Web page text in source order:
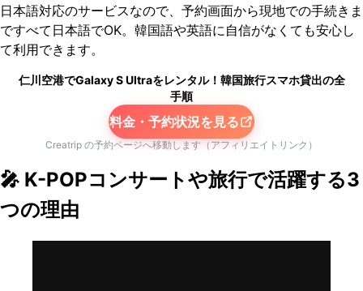
日本語対応のサービスなので、予約画面から現地での手続きま
ですべて日本語でOK。韓国語や英語に自信がなくても安心し
て利用できます。
仁川空港でGalaxy S Ultraをレンタル！韓国旅行スマホ貸出の全
手順
料金・予約状況を見る
Creatrip の予約ページへ移動します（アフィリエイトリンク）
🎤 K-POPコンサートや旅行で活躍する3
つの理由